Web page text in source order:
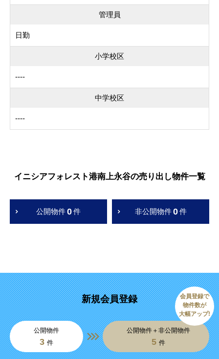
管理員
日勤
小学校区
----
中学校区
----
イニシアフォレスト港南上永谷の売り出し物件一覧
公開物件0件 非公開物件 0 件
新規会員登録
公開物件
3 件
公開物件＋非公開物件
5 件
会員登録で
物件数が
大幅アップ!